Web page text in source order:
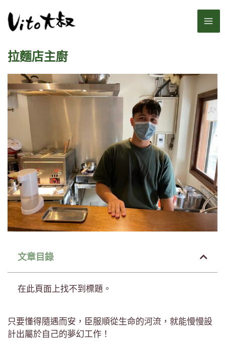
至
拉麵店主廚
文章目錄
在此頁面上找不到標題。
只要懂得隨遇而安，臣服順從生命的河流，就能慢慢設
計出屬於自己的夢幻工作！